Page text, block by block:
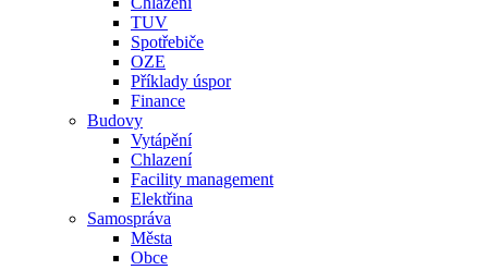
TUV
Spotřebiče
OZE
Příklady úspor
Finance
Budovy
Vytápění
Chlazení
Facility management
Elektřina
Samospráva
Města
Obce